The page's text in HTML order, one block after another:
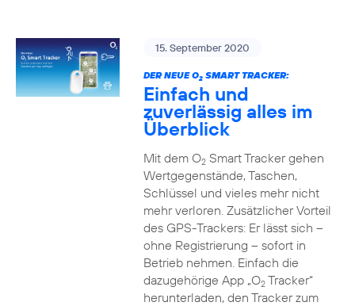
15. September 2020
DER NEUE O2SMART TRACKER:
Einfach und
zuverlässig alles im
Überblick
Mit dem O2Smart Tracker gehen
Wertgegenstände, Taschen,
Schlüssel und vieles mehr nicht
mehr verloren. Zusätzlicher Vorteil
des GPS-Trackers: Er lässt sich –
ohne Registrierung – sofort in
Betrieb nehmen. Einfach die
dazugehörige App „O2Tracker“
herunterladen, den Tracker zum